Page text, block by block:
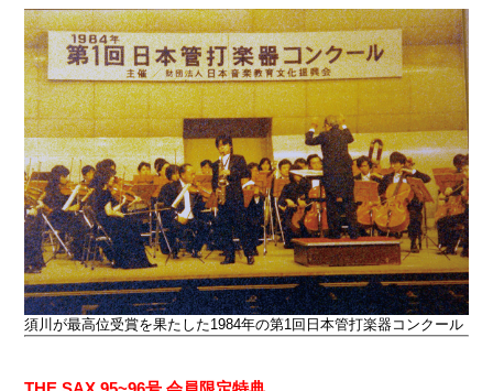
須川が最高位受賞を果たした1984年の第1回日本管打楽器コンクール